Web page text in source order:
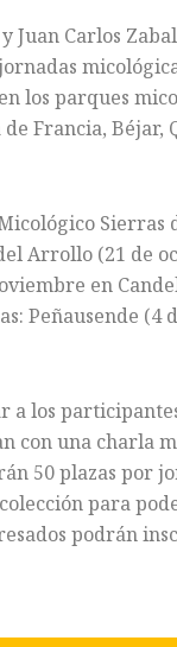
Juan Carlos
los parques
Francia, Béjar,
Sierras
Arrollo (21 de
en
Peñausende (4
a los
con una charla
50 plazas por
para
podrán